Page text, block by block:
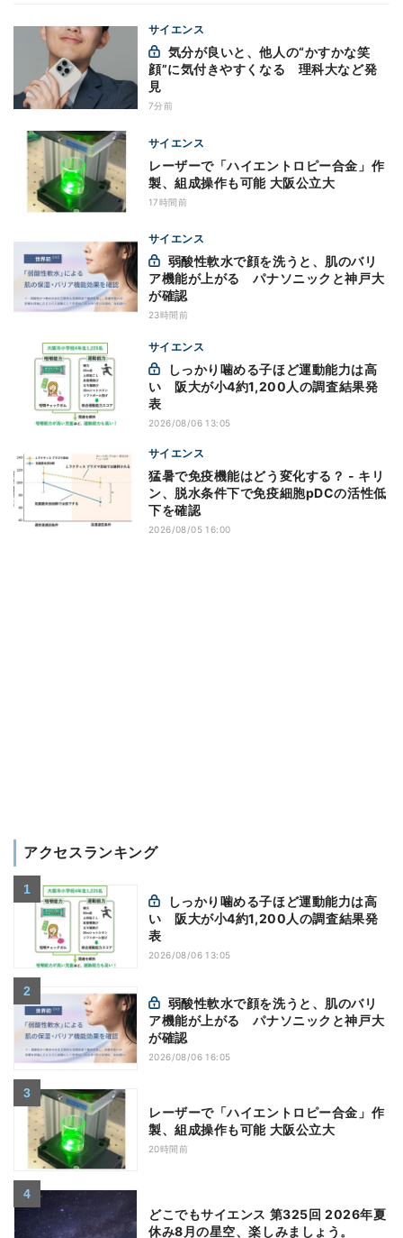
サイエンス
顔”に気付きやすくなる 理科大など発
見
7分前
サイエンス
レーザーで「ハイエントロピー合金」作
製、組成操作も可能 大阪公立大
17時間前
サイエンス
ア機能が上がる パナソニックと神戸大
が確認
23時間前
サイエンス
い 阪大が小4約1,200人の調査結果発
表
2026/08/06 13:05
サイエンス
猛暑で免疫機能はどう変化する？ - キリ
ン、脱水条件下で免疫細胞pDCの活性低
下を確認
2026/08/05 16:00
アクセスランキング
い 阪大が小4約1,200人の調査結果発
表
2026/08/06 13:05
ア機能が上がる パナソニックと神戸大
が確認
2026/08/06 16:05
レーザーで「ハイエントロピー合金」作
製、組成操作も可能 大阪公立大
20時間前
どこでもサイエンス 第325回 2026年夏
休み8月の星空、楽しみましょう。